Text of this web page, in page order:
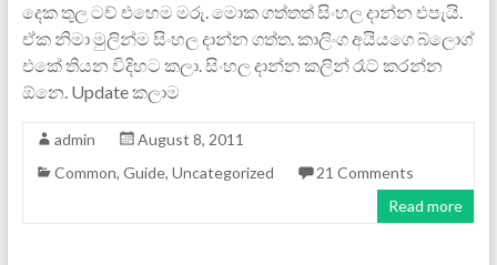
දෙක තුල ටච් එහෙම මරු. මොක ගත්තත් සිංහල දාන්න එපැයි.
ඒක නිමා මුලින්ම සිංහල දාන්න ගත්ත. කාලිංග අයියගෙ බ්ලොග්
එකේ තියන විදිහට කලා. සිංහල දාන්න කලින් රෑට් කරන්න
ඕනෙ. Update කලාම
admin
August 8, 2011
Common, Guide, Uncategorized
21 Comments
Read more